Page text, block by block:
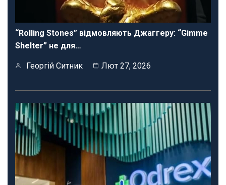
“Rolling Stones” відмовляють Джаггеру: “Gimme
Shelter” не для…
Георгій Ситник Лют 27, 2026